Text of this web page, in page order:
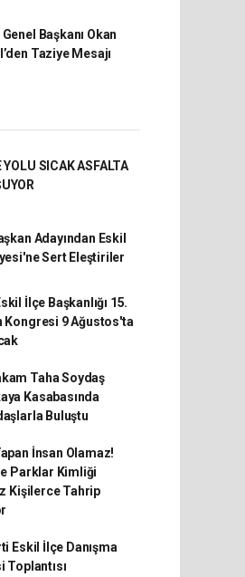
Başkanı Okan
Taziye Mesajı
YOLU SICAK ASFALTA
Adayından Eskil
Sert Eleştiriler
İlçe Başkanlığı 15.
Kongresi 9 Ağustos'ta
Taha Soydaş
Kasabasında
Buluştu
İnsan Olamaz!
Parklar Kimliği
Kişilerce Tahrip
Eskil İlçe Danışma
Toplantısı